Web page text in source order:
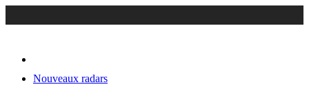
Nouveaux radars